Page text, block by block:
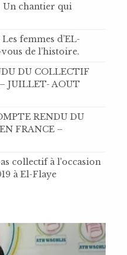
Un chantier qui
Les femmes d’EL-
de l’histoire .
DU COLLECTIF
JUILLET- AOUT
RENDU DU
FRANCE –
collectif à l'occasion
à El-Flaye